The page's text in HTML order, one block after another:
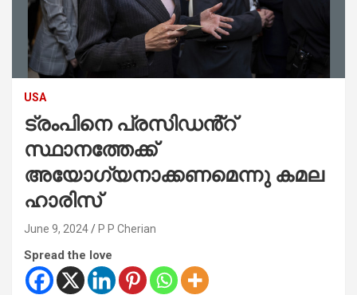
USA
ട്രംപിനെ പ്രസിഡൻ്റ്
സ്ഥാനത്തേക്ക്
അയോഗ്യനാക്കണമെന്നു കമല
ഹാരിസ്
June 9, 2024 P P Cherian
Spread the love